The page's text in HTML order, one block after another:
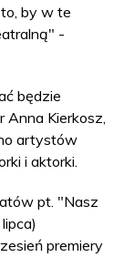
by w te
-
będzie
Anna Kierkosz,
artystów
i aktorki.
pt. "Nasz
premiery